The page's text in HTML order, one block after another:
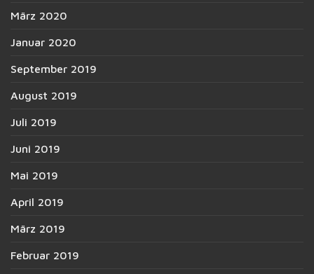
März 2020
Januar 2020
September 2019
August 2019
Juli 2019
Juni 2019
Mai 2019
April 2019
März 2019
Februar 2019